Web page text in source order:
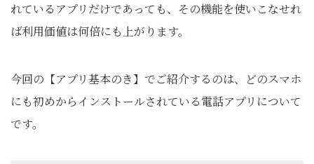
れているアプリだけであっても、その機能を使いこなせれ
ば利用価値は何倍にも上がります。
今回の【アプリ基本のき】でご紹介するのは、どのスマホ
にも初めからインストールされている電話アプリについて
です。